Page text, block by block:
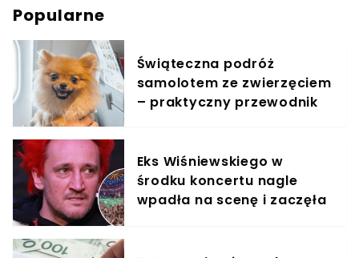
Popularne
Świąteczna podróż
samolotem ze zwierzęciem
– praktyczny przewodnik
Eks Wiśniewskiego w
środku koncertu nagle
wpadła na scenę i zaczęła